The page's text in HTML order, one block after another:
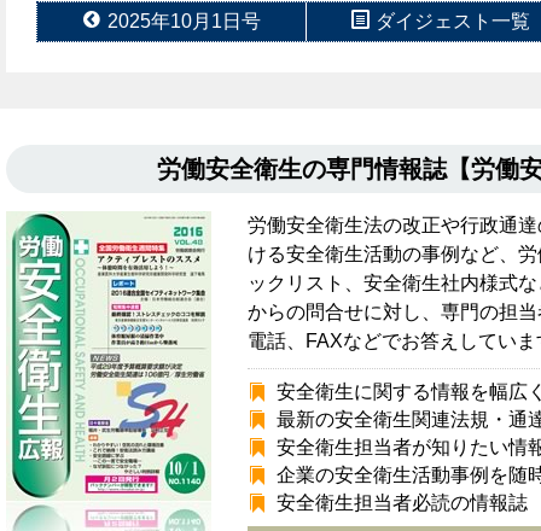
2025年10月1日号 ダイジェスト一覧
労働安全衛生の専門情報誌【労
労働安全衛生法の改正や行政通
ける安全衛生活動の事例など、
ックリスト、安全衛生社内様式
からの問合せに対し、専門の担
電話、FAXなどでお答えしていま
安全衛生に関する情報を幅広
最新の安全衛生関連法規・通
安全衛生担当者が知りたい情
企業の安全衛生活動事例を随
安全衛生担当者必読の情報誌